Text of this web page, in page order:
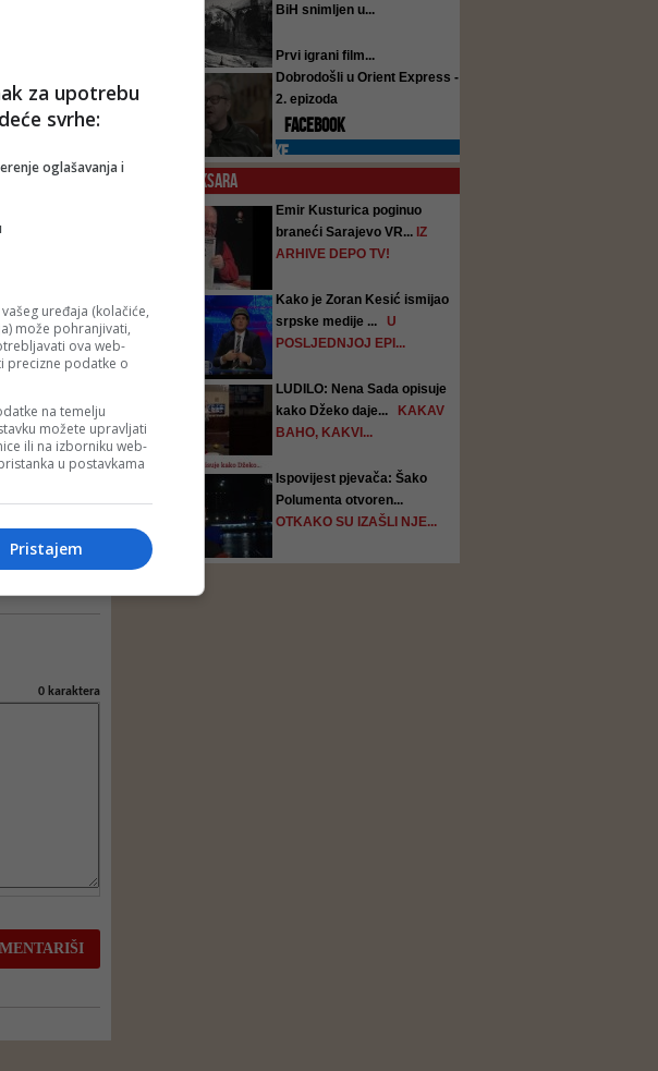
Mišljenja
0karaktera
BiH snimljen u...
Prvi igrani film...
Dobrodošli u Orient Express -
2. epizoda
FACEBOOK
PREPORUKE
KOKSARA
Emir Kusturica poginuo
braneći Sarajevo VR... IZ
ARHIVE DEPO TV!
Kako je Zoran Kesić ismijao
srpske medije ...
U
POSLJEDNJOJ EPI...
LUDILO: Nena Sada opisuje
kako Džeko daje...
KAKAV
BAHO, KAKVI...
Ispovijest pjevača: Šako
Polumenta otvoren...
OTKAKO SU IZAŠLI NJE...
za upotrebu
svrhe:
oglašavanja i
uređaja (kolačiće,
može pohranjivati,
ova web-
precizne podatke o
na temelju
možete upravljati
ili na izborniku web-
u postavkama
Pristajem